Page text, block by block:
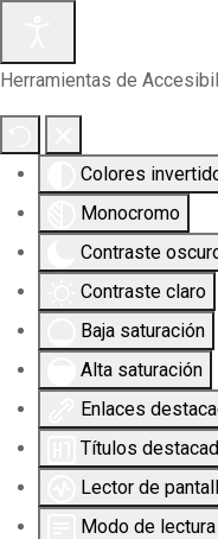
Herramientas de
Colores
Monocromo
Contraste
Contraste claro
Baja saturación
Alta saturación
Enlaces
Títulos
Lector de
Modo de lectura